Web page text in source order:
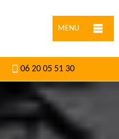
MENU
06 20 05 51 30